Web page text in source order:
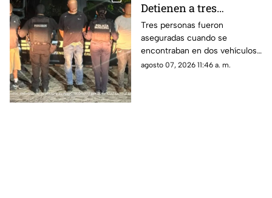
Detienen a tres
personas en Huimilpan
tras localizar presuntas
sustancias ilegales
Tres personas fueron
aseguradas cuando se
encontraban en dos vehículos;
durante la intervención fueron
agosto 07, 2026 11:46 a. m.